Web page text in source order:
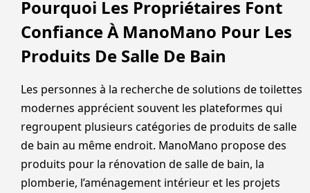
Pourquoi Les Propriétaires Font
Confiance À ManoMano Pour Les
Produits De Salle De Bain
Les personnes à la recherche de solutions de toilettes
modernes apprécient souvent les plateformes qui
regroupent plusieurs catégories de produits de salle
de bain au même endroit. ManoMano propose des
produits pour la rénovation de salle de bain, la
plomberie, l’aménagement intérieur et les projets